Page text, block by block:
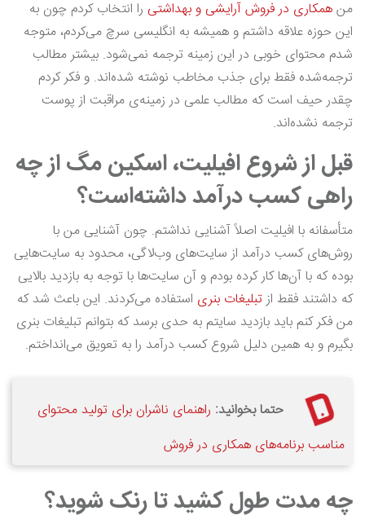
منهمکاری در فروش آرایشی و بهداشتی را انتخاب کردم چون به
این حوزه علاقه داشتم و همیشه به انگلیسی سرچ می‌کردم، متوجه
شدم محتوای خوبی در این زمینه ترجمه نمی‌شود. بیشتر مطالب
ترجمه‌شده فقط برای جذب مخاطب نوشته شده‌اند. و فکر کردم
چقدر حیف است که مطالب علمی در زمینه‌ی مراقبت از پوست
ترجمه نشده‌اند.
قبل از شروع افیلیت، اسکین مگ از چه
راهی کسب درآمد داشته‌است؟
متأسفانه با افیلیت اصلاً آشنایی نداشتم. چون آشنایی من با
روش‌های کسب درآمد از سایت‌های وب‌لاگی، محدود به سایت‌هایی
بوده که با آن‌ها کار کرده‌ بودم و آن سایت‌ها با توجه به بازدید بالایی
که داشتند فقط ازتبلیغات بنری استفاده می‌کردند. این باعث شد که
من فکر کنم باید بازدید سایتم به حدی برسد که بتوانم تبلیغات بنری
بگیرم و به همین دلیل شروع کسب‌ درآمد را به تعویق می‌انداختم.
حتما بخوانید: راهنمای ناشران برای تولید محتوای
مناسب برنامه‌های همکاری در فروش
چه مدت طول کشید تا رنک شوید؟